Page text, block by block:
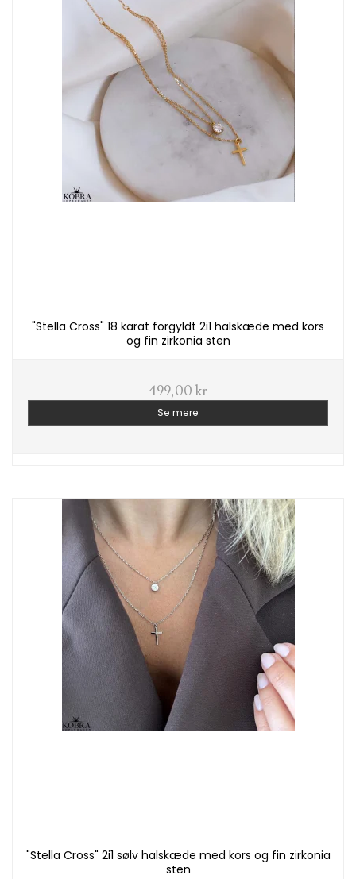
"Stella Cross" 18 karat forgyldt 2i1 halskæde med kors
og fin zirkonia sten
499,00 kr
Se mere
"Stella Cross" 2i1 sølv halskæde med kors og fin zirkonia
sten